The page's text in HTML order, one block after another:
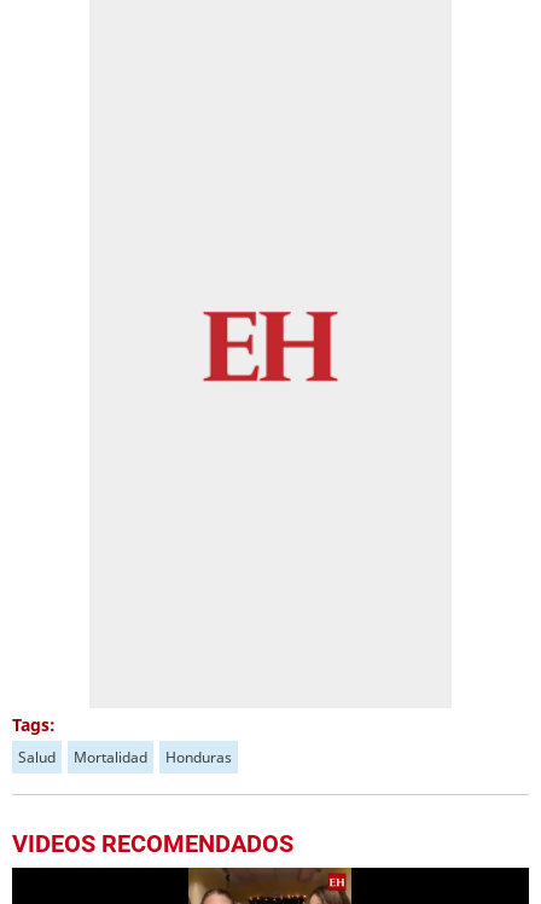
Tags:
Salud Mortalidad Honduras
VIDEOS RECOMENDADOS